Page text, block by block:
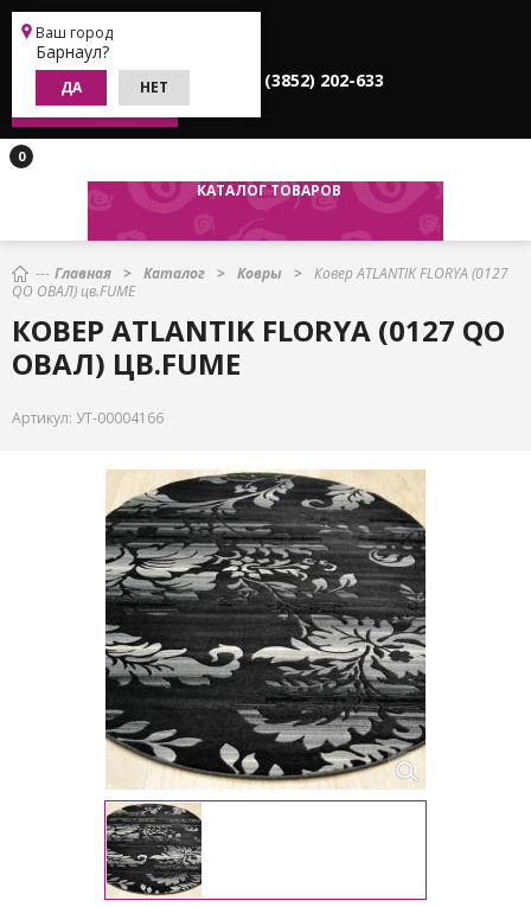
Ваш город
Барнаул?
ДА НЕТ
Регистрация
+7 (3852) 202-622 +7 (3852) 202-633
ЗАКАЗАТЬ ЗВОНОК
0
КАТАЛОГ ТОВАРОВ
Главная Каталог Ковры
Ковер ATLANTIK FLORYA (0127
QO ОВАЛ) цв.FUME
КОВЕР ATLANTIK FLORYA (0127 QO
ОВАЛ) ЦВ.FUME
Артикул: УТ-00004166